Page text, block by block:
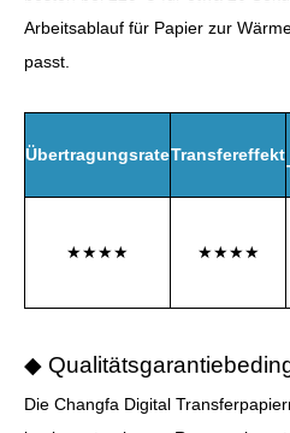
Arbeitsablauf für Papier zur
passt.
ÜbertragungsrateTransfereffekt
★★★★ ★★★★
◆
Die Changfa Digital